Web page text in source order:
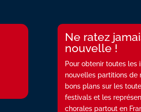
Ne ratez
nouvelle !
Pour obtenir toutes les
nouvelles partitions de
bons plans sur les
festivals et les
chorales partout en